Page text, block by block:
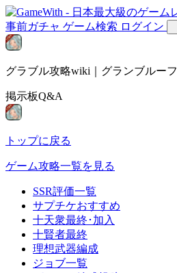
事前ガチャ ゲーム検索 ログイン
グラブル攻略wiki｜グランブルー
掲示板Q&A
トップに戻る
ゲーム攻略一覧を見る
SSR評価一覧
サプチケおすすめ
十天衆最終･加入
十賢者最終
理想武器編成
ジョブ一覧